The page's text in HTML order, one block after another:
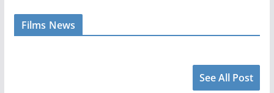
Films News
See All Post